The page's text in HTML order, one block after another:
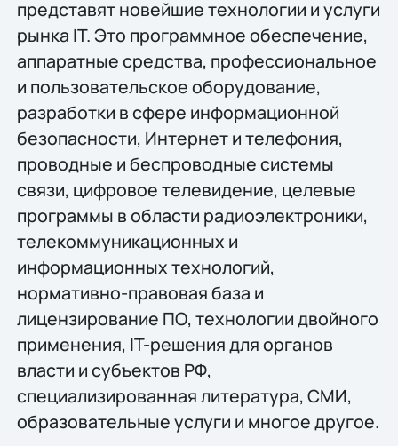
представят новейшие технологии и услуги
рынка IT. Это программное обеспечение,
аппаратные средства, профессиональное
и пользовательское оборудование,
разработки в сфере информационной
безопасности, Интернет и телефония,
проводные и беспроводные системы
связи, цифровое телевидение, целевые
программы в области радиоэлектроники,
телекоммуникационных и
информационных технологий,
нормативно-правовая база и
лицензирование ПО, технологии двойного
применения, IT-решения для органов
власти и субъектов РФ,
специализированная литература, СМИ,
образовательные услуги и многое другое.